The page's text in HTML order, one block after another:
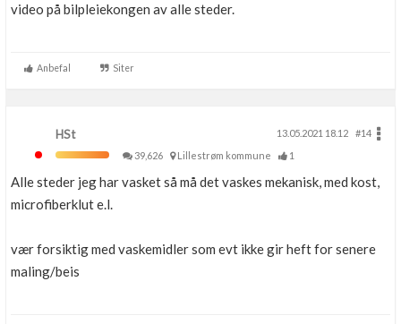
video på bilpleiekongen av alle steder.
Anbefal Siter
HSt 13.05.2021 18.12
#14
39,626
Lillestrøm kommune 1
Alle steder jeg har vasket så må det vaskes mekanisk, med kost,
microfiberklut e.l.
vær forsiktig med vaskemidler som evt ikke gir heft for senere
maling/beis